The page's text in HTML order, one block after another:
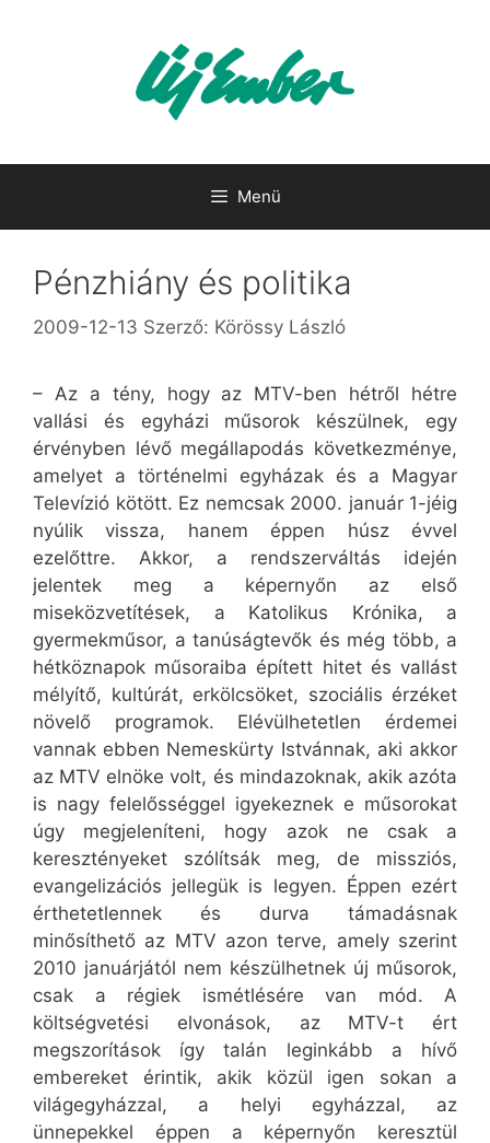
Menü
Pénzhiány és politika
2009-12-13 Szerző: Körössy László
– Az a tény, hogy az MTV-ben hétről hétre
vallási és egyházi műsorok készülnek, egy
érvényben lévő megállapodás következménye,
amelyet a történelmi egyházak és a Magyar
Televízió kötött. Ez nemcsak 2000. január 1-jéig
nyúlik vissza, hanem éppen húsz évvel
ezelőttre. Akkor, a rendszerváltás idején
jelentek meg a képernyőn az első
miseközvetítések, a Katolikus Krónika, a
gyermekműsor, a tanúságtevők és még több, a
hétköznapok műsoraiba épített hitet és vallást
mélyítő, kultúrát, erkölcsöket, szociális érzéket
növelő programok. Elévülhetetlen érdemei
vannak ebben Nemeskürty Istvánnak, aki akkor
az MTV elnöke volt, és mindazoknak, akik azóta
is nagy felelősséggel igyekeznek e műsorokat
úgy megjeleníteni, hogy azok ne csak a
keresztényeket szólítsák meg, de missziós,
evangelizációs jellegük is legyen. Éppen ezért
érthetetlennek és durva támadásnak
minősíthető az MTV azon terve, amely szerint
2010 januárjától nem készülhetnek új műsorok,
csak a régiek ismétlésére van mód. A
költségvetési elvonások, az MTV-t ért
megszorítások így talán leginkább a hívő
embereket érintik, akik közül igen sokan a
világegyházzal, a helyi egyházzal, az
ünnepekkel éppen a képernyőn keresztül